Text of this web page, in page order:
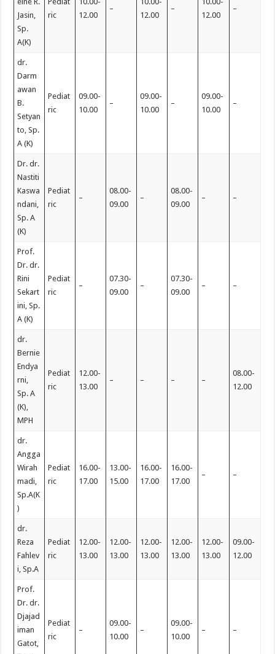
Jasin,
Sp.
A(K)
ric
12.00
–
12.00
–
12.00
–
dr.
Darm
awan
B.
Setyan
to, Sp.
A (K)
Pediat
ric
09.00-
10.00
–
09.00-
10.00
–
09.00-
10.00
–
Dr. dr.
Nastiti
Kaswa
ndani,
Sp. A
(K)
Pediat
ric
–
08.00-
09.00
–
08.00-
09.00
– –
Prof.
Dr. dr.
Rini
Sekart
ini, Sp.
A (K)
Pediat
ric
–
07.30-
09.00
–
07.30-
09.00
– –
dr.
Bernie
Endya
rni,
Sp. A
(K),
MPH
Pediat
ric
12.00-
13.00
– – – –
08.00-
12.00
dr.
Angga
Wirah
madi,
Sp.A(K
)
Pediat
ric
16.00-
17.00
13.00-
15.00
16.00-
17.00
16.00-
17.00
– –
dr.
Reza
Fahlev
i, Sp.A
Pediat
ric
12.00-
13.00
12.00-
13.00
12.00-
13.00
12.00-
13.00
12.00-
13.00
09.00-
12.00
Prof.
Dr. dr.
Djajad
iman
Gatot,
Pediat
ric
–
09.00-
10.00
–
09.00-
10.00
– –